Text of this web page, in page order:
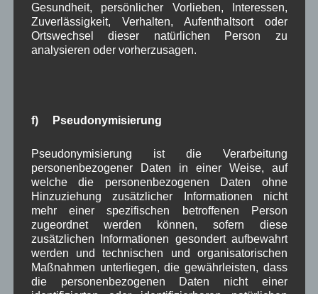
Dorferneuerung(154)
in Wallgau
(1.091)
Kommunalpolitik
Pressespiegel(282)
um Wallgau(258)
Wallgau im Netz(65)
Schlagwörter
1250-Jahre AlpenRaum Arbeitsgruppe 1-13
Gesundheit, persönlicher Vorlieben, Interessen,
Zuverlässigkeit, Verhalten, Aufenthaltsort oder
Ortswechsel dieser natürlichen Person zu
analysieren oder vorherzusagen.
f) Pseudonymisierung
Pseudonymisierung ist die Verarbeitung
personenbezogener Daten in einer Weise, auf
welche die personenbezogenen Daten ohne
Hinzuziehung zusätzlicher Informationen nicht
mehr einer spezifischen betroffenen Person
zugeordnet werden können, sofern diese
zusätzlichen Informationen gesondert aufbewahrt
werden und technischen und organisatorischen
Maßnahmen unterliegen, die gewährleisten, dass
die personenbezogenen Daten nicht einer